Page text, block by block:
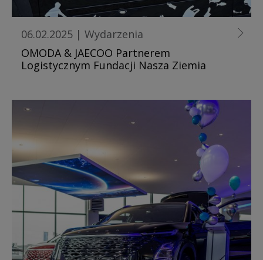
06.02.2025 | Wydarzenia
OMODA & JAECOO Partnerem
Logistycznym Fundacji Nasza Ziemia